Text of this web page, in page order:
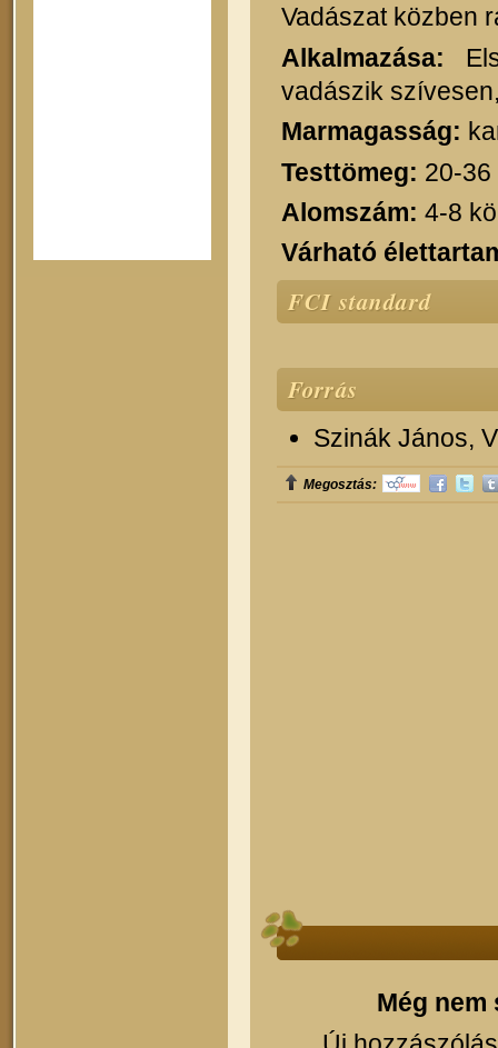
Vadászat közben
Alkalmazása:
vadászik
Marmagasság:
Testtömeg: 20-36
Alomszám: 4-8
Várható
FCI standard
Forrás
Szinák János,
Megosztás:
Még